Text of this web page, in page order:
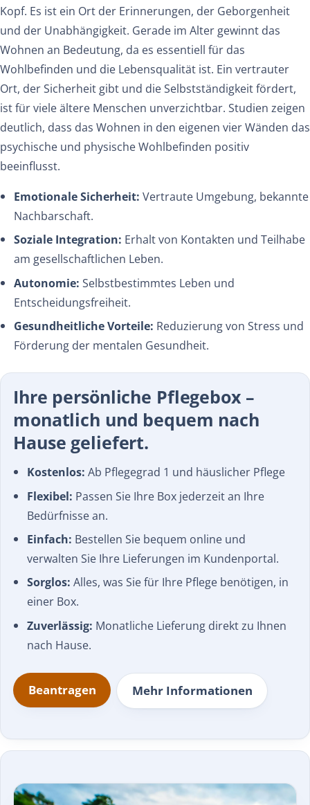
Kopf. Es ist ein Ort der Erinnerungen, der Geborgenheit
und der Unabhängigkeit. Gerade im Alter gewinnt das
Wohnen an Bedeutung, da es essentiell für das
Wohlbefinden und die Lebensqualität ist. Ein vertrauter
Ort, der Sicherheit gibt und die Selbstständigkeit fördert,
ist für viele ältere Menschen unverzichtbar. Studien zeigen
deutlich, dass das Wohnen in den eigenen vier Wänden das
psychische und physische Wohlbefinden positiv
beeinflusst.
Emotionale Sicherheit: Vertraute Umgebung, bekannte
Nachbarschaft.
Soziale Integration: Erhalt von Kontakten und Teilhabe
am gesellschaftlichen Leben.
Autonomie: Selbstbestimmtes Leben und
Entscheidungsfreiheit.
Gesundheitliche Vorteile: Reduzierung von Stress und
Förderung der mentalen Gesundheit.
Ihre persönliche Pflegebox –
monatlich und bequem nach
Hause geliefert.
Kostenlos: Ab Pflegegrad 1 und häuslicher Pflege
Flexibel: Passen Sie Ihre Box jederzeit an Ihre
Bedürfnisse an.
Einfach: Bestellen Sie bequem online und
verwalten Sie Ihre Lieferungen im Kundenportal.
Sorglos: Alles, was Sie für Ihre Pflege benötigen, in
einer Box.
Zuverlässig: Monatliche Lieferung direkt zu Ihnen
nach Hause.
Beantragen Mehr Informationen